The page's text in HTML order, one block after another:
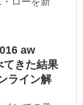
aw
きた結果
ライン解